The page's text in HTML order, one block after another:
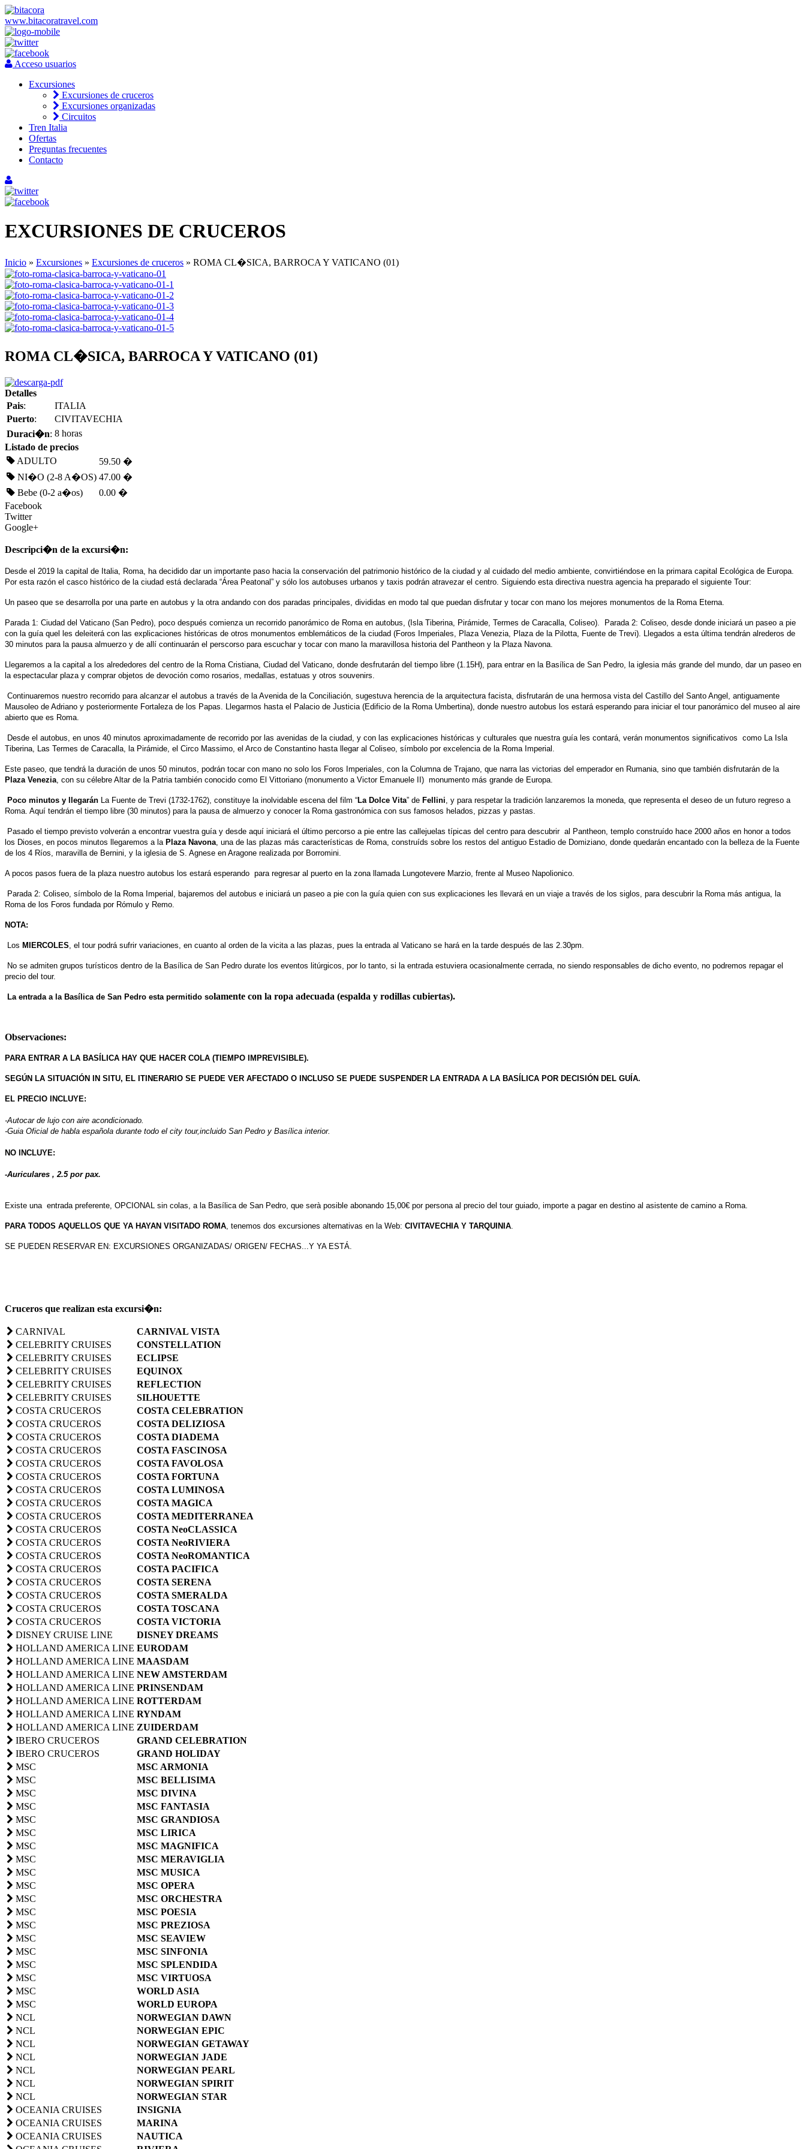
www.bitacoratravel.com
Acceso usuarios
Excursiones
Excursiones de cruceros
Excursiones organizadas
Circuitos
Tren Italia
Ofertas
Preguntas frecuentes
Contacto
EXCURSIONES DE CRUCEROS
Inicio » Excursiones » Excursiones de cruceros » ROMA CL�SICA, BARROCA Y VATICANO (01)
ROMA CL�SICA, BARROCA Y VATICANO (01)
Detalles
Pais:
ITALIA
Puerto:
CIVITAVECHIA
Duraci�n: 8 horas
Listado de precios
ADULTO
59.50 �
NI�O (2-8 A�OS) 47.00 �
Bebe (0-2 a�os)
0.00 �
Facebook
Twitter
Google+
Descripci�n de la excursi�n:
Desde el 2019 la capital de Italia, Roma, ha decidido dar un importante paso hacia la conservación del patrimonio histórico de la ciudad y al cuidado del medio ambiente, convirtiéndose en la primara capital Ecológica de Europa.
Por esta razón el casco histórico de la ciudad está declarada “Área Peatonal” y sólo los autobuses urbanos y taxis podrán atravezar el centro. Siguiendo esta directiva nuestra agencia ha preparado el siguiente Tour:
Un paseo que se desarrolla por una parte en autobus y la otra andando con dos paradas principales, divididas en modo tal que puedan disfrutar y tocar con mano los mejores monumentos de la Roma Eterna.
Parada 1: Ciudad del Vaticano (San Pedro), poco después comienza un recorrido panorámico de Roma en autobus, (Isla Tiberina, Pirámide, Termes de Caracalla, Coliseo). Parada 2: Coliseo, desde donde iniciará un paseo a pie
con la guía quel les deleiterá con las explicaciones históricas de otros monumentos emblemáticos de la ciudad (Foros Imperiales, Plaza Venezia, Plaza de la Pilotta, Fuente de Trevi). Llegados a esta última tendrán alrederos de
30 minutos para la pausa almuerzo y de allí continuarán el perscorso para escuchar y tocar con mano la maravillosa historia del Pantheon y la Plaza Navona.
Llegaremos a la capital a los alrededores del centro de la Roma Cristiana, Ciudad del Vaticano, donde desfrutarán del tiempo libre (1.15H), para entrar en la Basílica de San Pedro, la iglesia más grande del mundo, dar un paseo en
la espectacular plaza y comprar objetos de devoción como rosarios, medallas, estatuas y otros souvenirs.
Continuaremos nuestro recorrido para alcanzar el autobus a través de la Avenida de la Conciliación, sugestuva herencia de la arquitectura facista, disfrutarán de una hermosa vista del Castillo del Santo Angel, antiguamente
Mausoleo de Adriano y posteriormente Fortaleza de los Papas. Llegarmos hasta el Palacio de Justicia (Edificio de la Roma Umbertina), donde nuestro autobus los estará esperando para iniciar el tour panorámico del museo al aire
abierto que es Roma.
Desde el autobus, en unos 40 minutos aproximadamente de recorrido por las avenidas de la ciudad, y con las explicaciones históricas y culturales que nuestra guía les contará, verán monumentos significativos como La Isla
Tiberina, Las Termes de Caracalla, la Pirámide, el Circo Massimo, el Arco de Constantino hasta llegar al Coliseo, símbolo por excelencia de la Roma Imperial.
Este paseo, que tendrá la duración de unos 50 minutos, podrán tocar con mano no solo los Foros Imperiales, con la Columna de Trajano, que narra las victorias del emperador en Rumania, sino que también disfrutarán de la
Plaza Venezia , con su célebre Altar de la Patria también conocido como El Vittoriano (monumento a Victor Emanuele II) monumento más grande de Europa.
Poco minutos y llegarán La Fuente de Trevi (1732-1762), constituye la inolvidable escena del film “La Dolce Vita” de Fellini , y para respetar la tradición lanzaremos la moneda, que representa el deseo de un futuro regreso a
Roma. Aquí tendrán el tiempo libre (30 minutos) para la pausa de almuerzo y conocer la Roma gastronómica con sus famosos helados, pizzas y pastas.
Pasado el tiempo previsto volverán a encontrar vuestra guía y desde aquí iniciará el último percorso a pie entre las callejuelas típicas del centro para descubrir al Pantheon, templo construído hace 2000 años en honor a todos
los Dioses, en pocos minutos llegaremos a la Plaza Navona , una de las plazas más características de Roma, construíds sobre los restos del antiguo Estadio de Domiziano, donde quedarán encantado con la belleza de la Fuente
de los 4 Ríos, maravilla de Bernini, y la iglesia de S. Agnese en Aragone realizada por Borromini.
A pocos pasos fuera de la plaza nuestro autobus los estará esperando para regresar al puerto en la zona llamada Lungotevere Marzio, frente al Museo Napolionico.
Parada 2: Coliseo, símbolo de la Roma Imperial, bajaremos del autobus e iniciará un paseo a pie con la guía quien con sus explicaciones les llevará en un viaje a través de los siglos, para descubrir la Roma más antigua, la
Roma de los Foros fundada por Rómulo y Remo.
NOTA:
Los MIERCOLES , el tour podrá sufrir variaciones, en cuanto al orden de la vicita a las plazas, pues la entrada al Vaticano se hará en la tarde después de las 2.30pm.
No se admiten grupos turísticos dentro de la Basílica de San Pedro durate los eventos litúrgicos, por lo tanto, si la entrada estuviera ocasionalmente cerrada, no siendo responsables de dicho evento, no podremos repagar el
precio del tour.
La entrada a la Basílica de San Pedro esta permitido solamente con la ropa adecuada (espalda y rodillas cubiertas).
Observaciones:
PARA ENTRAR A LA BASÍLICA HAY QUE HACER COLA (TIEMPO IMPREVISIBLE).
SEGÚN LA SITUACIÓN IN SITU, EL ITINERARIO SE PUEDE VER AFECTADO O INCLUSO SE PUEDE SUSPENDER LA ENTRADA A LA BASÍLICA POR DECISIÓN DEL GUÍA.
EL PRECIO INCLUYE:
-Autocar de lujo con aire acondicionado.
-Guia Oficial de habla española durante todo el city tour,incluido San Pedro y Basílica interior.
NO INCLUYE:
-Auriculares , 2.5 por pax.
Existe una entrada preferente, OPCIONAL sin colas, a la Basílica de San Pedro, que serà posible abonando 15,00€ por persona al precio del tour guiado, importe a pagar en destino al asistente de camino a Roma.
PARA TODOS AQUELLOS QUE YA HAYAN VISITADO ROMA , tenemos dos excursiones alternativas en la Web: CIVITAVECHIA Y TARQUINIA
SE PUEDEN RESERVAR EN: EXCURSIONES ORGANIZADAS/ ORIGEN/ FECHAS...Y YA ESTÁ.
Cruceros que realizan esta excursi�n:
CARNIVAL
CARNIVAL VISTA
CELEBRITY CRUISES
CONSTELLATION
CELEBRITY CRUISES
ECLIPSE
CELEBRITY CRUISES
EQUINOX
CELEBRITY CRUISES
REFLECTION
CELEBRITY CRUISES
SILHOUETTE
COSTA CRUCEROS
COSTA CELEBRATION
COSTA CRUCEROS
COSTA DELIZIOSA
COSTA CRUCEROS
COSTA DIADEMA
COSTA CRUCEROS
COSTA FASCINOSA
COSTA CRUCEROS
COSTA FAVOLOSA
COSTA CRUCEROS
COSTA FORTUNA
COSTA CRUCEROS
COSTA LUMINOSA
COSTA CRUCEROS
COSTA MAGICA
COSTA CRUCEROS
COSTA MEDITERRANEA
COSTA CRUCEROS
COSTA NeoCLASSICA
COSTA CRUCEROS
COSTA NeoRIVIERA
COSTA CRUCEROS
COSTA NeoROMANTICA
COSTA CRUCEROS
COSTA PACIFICA
COSTA CRUCEROS
COSTA SERENA
COSTA CRUCEROS
COSTA SMERALDA
COSTA CRUCEROS
COSTA TOSCANA
COSTA CRUCEROS
COSTA VICTORIA
DISNEY CRUISE LINE
DISNEY DREAMS
HOLLAND AMERICA LINE EURODAM
HOLLAND AMERICA LINE MAASDAM
HOLLAND AMERICA LINE NEW AMSTERDAM
HOLLAND AMERICA LINE PRINSENDAM
HOLLAND AMERICA LINE ROTTERDAM
HOLLAND AMERICA LINE RYNDAM
HOLLAND AMERICA LINE ZUIDERDAM
IBERO CRUCEROS
GRAND CELEBRATION
IBERO CRUCEROS
GRAND HOLIDAY
MSC
MSC ARMONIA
MSC
MSC BELLISIMA
MSC
MSC DIVINA
MSC
MSC FANTASIA
MSC
MSC GRANDIOSA
MSC
MSC LIRICA
MSC
MSC MAGNIFICA
MSC
MSC MERAVIGLIA
MSC
MSC MUSICA
MSC
MSC OPERA
MSC
MSC ORCHESTRA
MSC
MSC POESIA
MSC
MSC PREZIOSA
MSC
MSC SEAVIEW
MSC
MSC SINFONIA
MSC
MSC SPLENDIDA
MSC
MSC VIRTUOSA
MSC
WORLD ASIA
MSC
WORLD EUROPA
NCL
NORWEGIAN DAWN
NCL
NORWEGIAN EPIC
NCL
NORWEGIAN GETAWAY
NCL
NORWEGIAN JADE
NCL
NORWEGIAN PEARL
NCL
NORWEGIAN SPIRIT
NCL
NORWEGIAN STAR
OCEANIA CRUISES
INSIGNIA
OCEANIA CRUISES
MARINA
OCEANIA CRUISES
NAUTICA